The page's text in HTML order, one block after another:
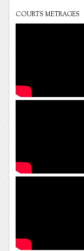
COURTS METRAGES